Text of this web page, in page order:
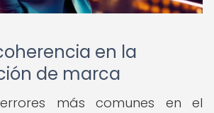
en la
de marca
más comunes en el